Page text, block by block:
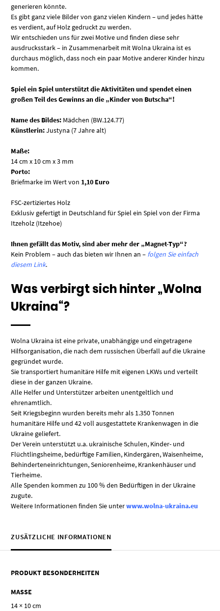
generieren könnte.
Es gibt ganz viele Bilder von ganz vielen Kindern – und jedes hätte
es verdient, auf Holz gedruckt zu werden.
Wir entschieden uns für zwei Motive und finden diese sehr
ausdrucksstark – in Zusammenarbeit mit Wolna Ukraina ist es
durchaus möglich, dass noch ein paar Motive anderer Kinder hinzu
kommen.
Spiel ein Spiel unterstützt die Aktivitäten und spendet einen
großen Teil des Gewinns an die „Kinder von Butscha“!
Name des Bildes: Mädchen (BW.124.77)
Künstlerin:Justyna (7 Jahre alt)
Maße:
14 cm x 10 cm x 3 mm
Porto:
Briefmarke im Wert von 1,10 Euro
FSC-zertiziertes Holz
Exklusiv gefertigt in Deutschland für Spiel ein Spiel von der Firma
Itzeholz (Itzehoe)
Ihnen gefällt das Motiv, sind aber mehr der „Magnet-Typ“?
Kein Problem – auch das bieten wir Ihnen an – folgen Sie einfach
diesem Link.
Was verbirgt sich hinter „Wolna
Ukraina“?
Wolna Ukraina ist eine private, unabhängige und eingetragene
Hilfsorganisation, die nach dem russischen Überfall auf die Ukraine
gegründet wurde.
Sie transportiert humanitäre Hilfe mit eigenen LKWs und verteilt
diese in der ganzen Ukraine.
Alle Helfer und Unterstützer arbeiten unentgeltlich und
ehrenamtlich.
Seit Kriegsbeginn wurden bereits mehr als 1.350 Tonnen
humanitäre Hilfe und 42 voll ausgestattete Krankenwagen in die
Ukraine geliefert.
Der Verein unterstützt u.a. ukrainische Schulen, Kinder- und
Flüchtlingsheime, bedürftige Familien, Kindergären, Waisenheime,
Behinderteneinrichtungen, Seniorenheime, Krankenhäuser und
Tierheime.
Alle Spenden kommen zu 100 % den Bedürftigen in der Ukraine
zugute.
Weitere Informationen finden Sie unterwww.wolna-ukraina.eu
ZUSÄTZLICHE INFORMATIONEN
PRODUKT BESONDERHEITEN
MASSE
14 × 10 cm